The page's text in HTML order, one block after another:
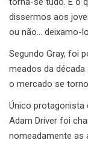
dissermos aos
ou não… deixamo-
Segundo Gray, foi
meados da década
o mercado se
Único protagonista
Adam Driver foi
nomeadamente as